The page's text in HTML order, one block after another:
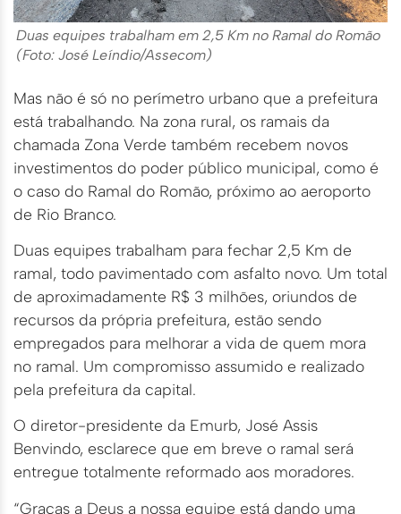
Duas equipes trabalham em 2,5 Km no Ramal do Romão
(Foto: José Leíndio/Assecom)
Mas não é só no perímetro urbano que a prefeitura
está trabalhando. Na zona rural, os ramais da
chamada Zona Verde também recebem novos
investimentos do poder público municipal, como é
o caso do Ramal do Romão, próximo ao aeroporto
de Rio Branco.
Duas equipes trabalham para fechar 2,5 Km de
ramal, todo pavimentado com asfalto novo. Um total
de aproximadamente R$ 3 milhões, oriundos de
recursos da própria prefeitura, estão sendo
empregados para melhorar a vida de quem mora
no ramal. Um compromisso assumido e realizado
pela prefeitura da capital.
O diretor-presidente da Emurb, José Assis
Benvindo, esclarece que em breve o ramal será
entregue totalmente reformado aos moradores.
“Graças a Deus a nossa equipe está dando uma